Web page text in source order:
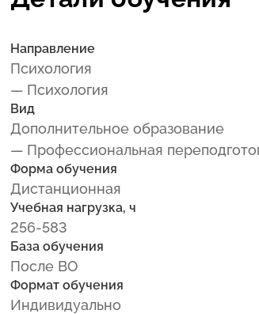
Направление
Психология
— Психология
Вид
Дополнительное образование
— Профессиональная
Форма обучения
Дистанционная
Учебная нагрузка, ч
256-583
База обучения
После ВО
Формат обучения
Индивидуально